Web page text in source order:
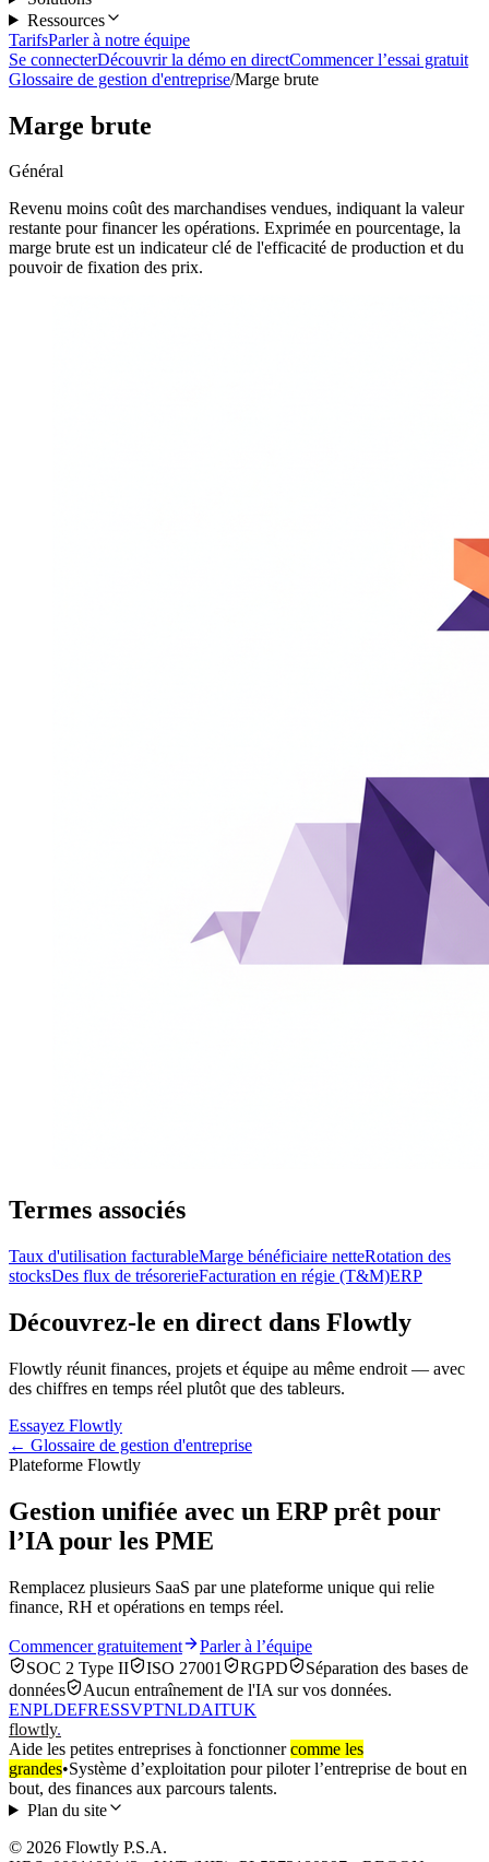
Ressources
TarifsParler à notre équipe
Se connecterDécouvrir la démo en directCommencer l’essai gratuit
Glossaire de gestion d'entreprise/Marge brute
Marge brute
Général
Revenu moins coût des marchandises vendues, indiquant la valeur
restante pour financer les opérations. Exprimée en pourcentage, la
marge brute est un indicateur clé de l'efficacité de production et du
pouvoir de fixation des prix.
Termes associés
Taux d'utilisation facturableMarge bénéficiaire netteRotation des
stocksDes flux de trésorerieFacturation en régie (T&M)ERP
Découvrez-le en direct dans Flowtly
Flowtly réunit finances, projets et équipe au même endroit — avec
des chiffres en temps réel plutôt que des tableurs.
Essayez Flowtly
← Glossaire de gestion d'entreprise
Plateforme Flowtly
Gestion unifiée avec un ERP prêt pour
l’IA pour les PME
Remplacez plusieurs SaaS par une plateforme unique qui relie
finance, RH et opérations en temps réel.
Commencer gratuitement
Parler à l’équipe
SOC 2 Type II
ISO 27001 RGPD
Séparation des bases de
données
Aucun entraînement de l'IA sur vos données.
ENPLDEFRESSVPTNLDAITUK
flowtly.
Aide les petites entreprises à fonctionnercomme les
grandes•Système d’exploitation pour piloter l’entreprise de bout en
bout, des finances aux parcours talents.
Plan du site
© 2026 Flowtly P.S.A.